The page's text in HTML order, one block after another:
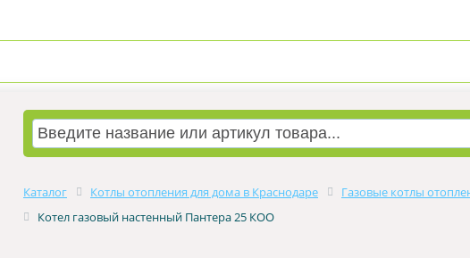
Каталог Котлы отопления для дома в Краснодаре
Газовые котлы
Котел газовый настенный Пантера 25 КОО